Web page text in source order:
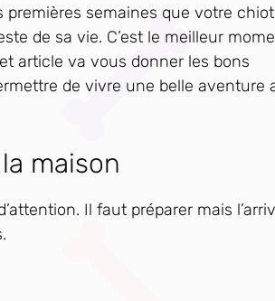
premières semaines que votre chiot
de sa vie. C’est le meilleur
article va vous donner les bons
de vivre une belle aventure
maison
Il faut préparer mais